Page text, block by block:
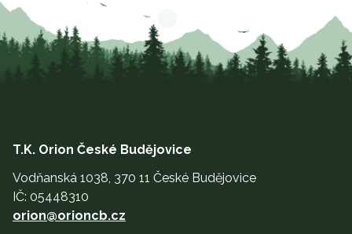
T.K. Orion České Budějovice
Vodňanská 1038, 370 11 České Budějovice
IČ: 05448310
orion@orioncb.cz